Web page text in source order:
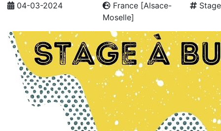
04-03-2024
France [Alsace-
Moselle]
Stage